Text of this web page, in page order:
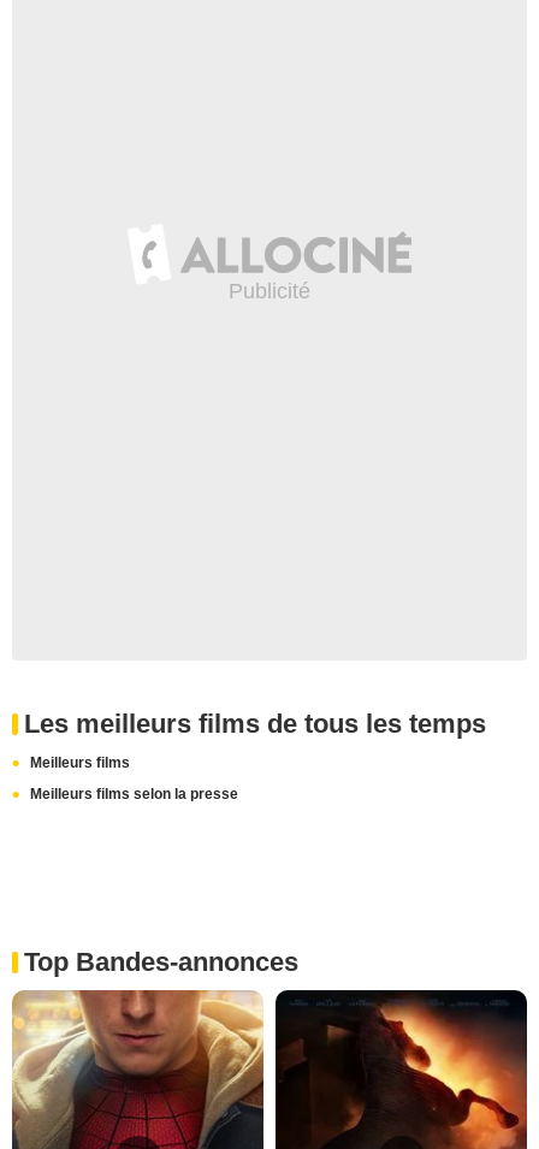
Les meilleurs films de tous les temps
Meilleurs films
Meilleurs films selon la presse
Top Bandes-annonces